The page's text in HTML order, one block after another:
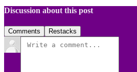
Discussion about this post
Comments Restacks